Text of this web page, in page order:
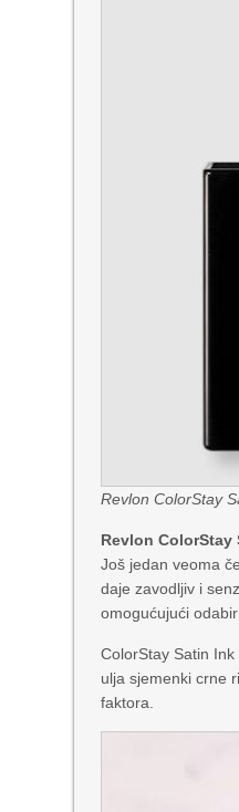
Revlon ColorStay
Revlon
Još jedan veoma
daje zavodljiv i
omogućujući
ColorStay Satin
ulja sjemenki crne
faktora.